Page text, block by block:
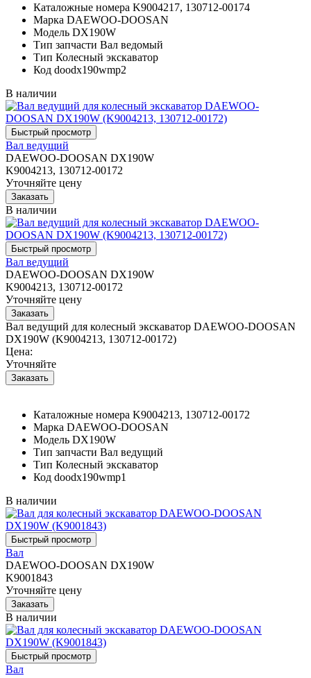
Каталожные номера K9004217, 130712-00174
Марка DAEWOO-DOOSAN
Модель DX190W
Тип запчасти Вал ведомый
Тип Колесный экскаватор
Код doodx190wmp2
В наличии
Вал ведущий
DAEWOO-DOOSAN DX190W
K9004213, 130712-00172
Уточняйте цену
В наличии
Вал ведущий
DAEWOO-DOOSAN DX190W
K9004213, 130712-00172
Уточняйте цену
Вал ведущий для колесный экскаватор DAEWOO-DOOSAN
DX190W (K9004213, 130712-00172)
Цена:
Уточняйте
Каталожные номера K9004213, 130712-00172
Марка DAEWOO-DOOSAN
Модель DX190W
Тип запчасти Вал ведущий
Тип Колесный экскаватор
Код doodx190wmp1
В наличии
Вал
DAEWOO-DOOSAN DX190W
K9001843
Уточняйте цену
В наличии
Вал